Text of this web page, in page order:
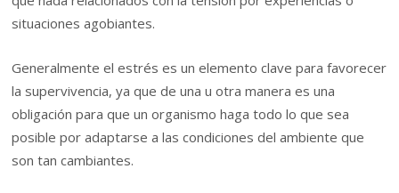
situaciones agobiantes.
Generalmente el estrés es un elemento clave para favorecer
la supervivencia, ya que de una u otra manera es una
obligación para que un organismo haga todo lo que sea
posible por adaptarse a las condiciones del ambiente que
son tan cambiantes.